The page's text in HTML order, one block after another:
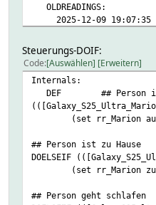
OLDREADINGS:
2025-12-09 19:07:35
2025-12-09 19:12:26
2025-12-09 19:12:26
2025-12-04
2025-12-04 16:27:22
2025-12-04 16:27:22
2025-12-07
2025-12-05
2025-12-05
2025-12-07
READINGS:
2025-12-09 19:08:26
Steuerungs-DOIF:
Code Auswählen Erweitern
Internals:
DEF ## Person ist
(set rr_Marion
## Person ist zu Hause
DOELSEIF
(set rr_Marion
## Person geht schlafen